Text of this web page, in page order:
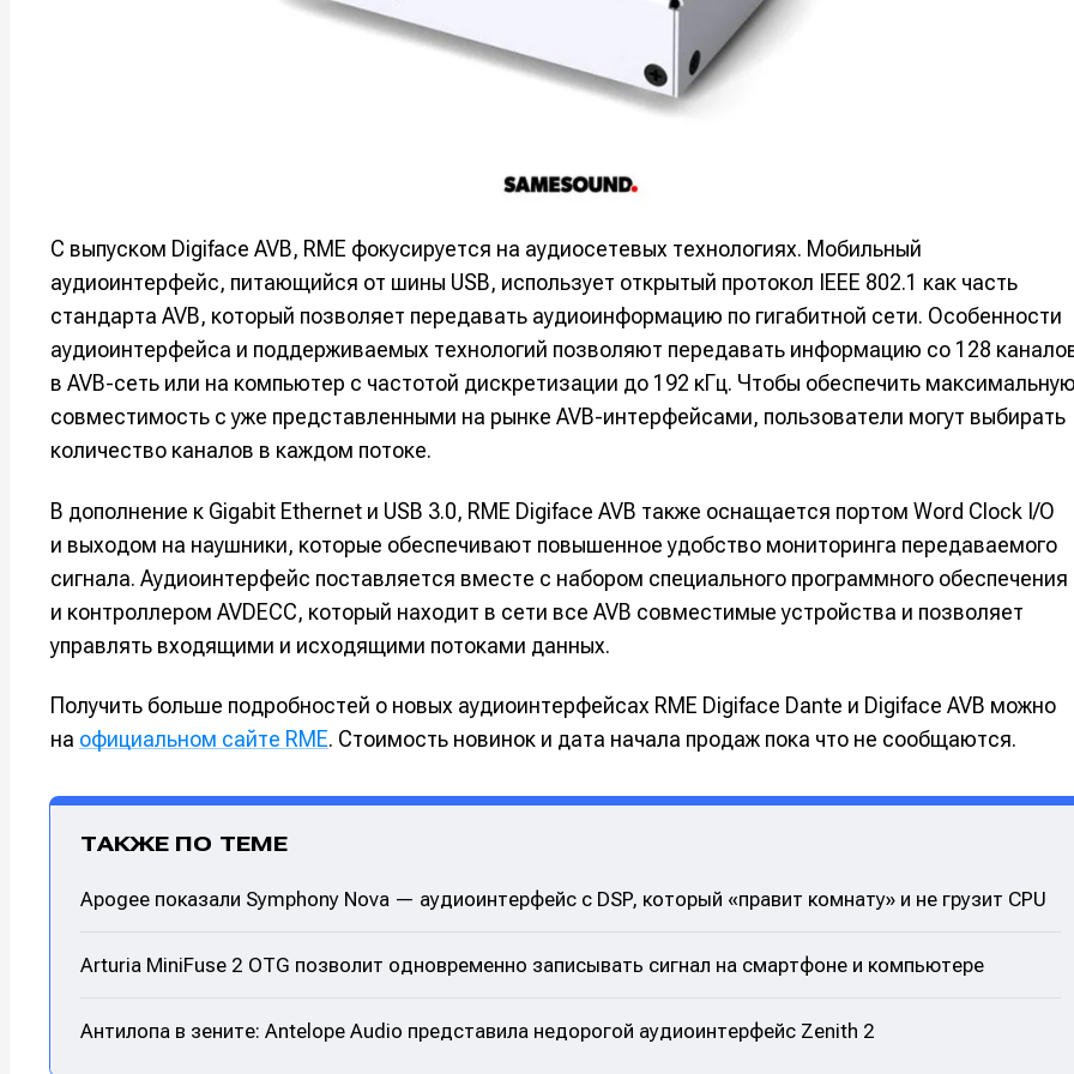
Мы в социальных сетях
Мы в социальных сетях
С выпуском Digiface AVB, RME фокусируется на аудиосетевых технологиях. Мобильный
аудиоинтерфейс, питающийся от шины USB, использует открытый протокол IEEE 802.1 как часть
стандарта AVB, который позволяет передавать аудиоинформацию по гигабитной сети. Особенности
аудиоинтерфейса и поддерживаемых технологий позволяют передавать информацию со 128
в AVB-сеть или на компьютер с частотой дискретизации до 192 кГц. Чтобы обеспечить максимальную
совместимость с уже представленными на рынке AVB-интерфейсами, пользователи могут выбирать
количество каналов в каждом потоке.
В дополнение к Gigabit Ethernet и USB 3.0, RME Digiface AVB также оснащается портом Word Clock I/O
и выходом на наушники, которые обеспечивают повышенное удобство мониторинга передаваемого
сигнала. Аудиоинтерфейс поставляется вместе с набором специального программного обеспечения
и контроллером AVDECC, который находит в сети все AVB совместимые устройства и позволяет
управлять входящими и исходящими потоками данных.
Получить больше подробностей о новых аудиоинтерфейсах RME Digiface Dante и Digiface AVB можно
на официальном сайте RME. Стоимость новинок и дата начала продаж пока что не сообщаются.
ТАКЖЕ ПО ТЕМЕ
Apogee показали Symphony Nova — аудиоинтерфейс с DSP, который «правит комнату» и не грузит CPU
Arturia MiniFuse 2 OTG позволит одновременно записывать сигнал на смартфоне и компьютере
Антилопа в зените: Antelope Audio представила недорогой аудиоинтерфейс Zenith 2